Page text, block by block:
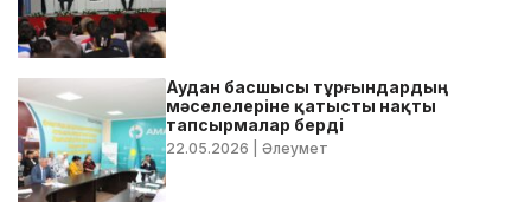
Аудан басшысы тұрғындардың
мәселелеріне қатысты нақты
тапсырмалар берді
22.05.2026 | Әлеумет